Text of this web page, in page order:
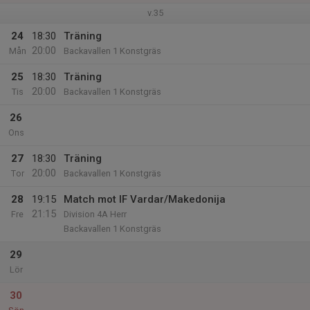
v.35
24
Mån
18:30
20:00
Träning
Backavallen 1 Konstgräs
25
Tis
18:30
20:00
Träning
Backavallen 1 Konstgräs
26
Ons
27
Tor
18:30
20:00
Träning
Backavallen 1 Konstgräs
28
Fre
19:15
21:15
Match mot IF Vardar/Makedonija
Division 4A Herr
Backavallen 1 Konstgräs
29
Lör
30